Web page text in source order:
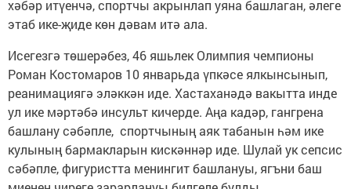
хәбәр итүенчә, спортчы акрынлап уяна башлаган, әлеге
этаб ике-җиде көн дәвам итә ала.
Исегезгә төшерәбез, 46 яшьлек Олимпия чемпионы
Роман Костомаров 10 январьда үпкәсе ялкынсынып,
реанимациягә эләккән иде. Хастаханәдә вакытта инде
ул ике мәртәбә инсульт кичерде. Аңа кадәр, гангрена
башлану сәбәпле, спортчының аяк табанын һәм ике
кулының бармакларын кискәннәр иде. Шулай ук сепсис
сәбәпле, фигуристта менингит башлануы, ягъни баш